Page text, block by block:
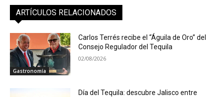
ARTÍCULOS RELACIONADOS
Gastronomía
Carlos Terrés recibe el “Águila de Oro” del
Consejo Regulador del Tequila
02/08/2026
Día del Tequila: descubre Jalisco entre